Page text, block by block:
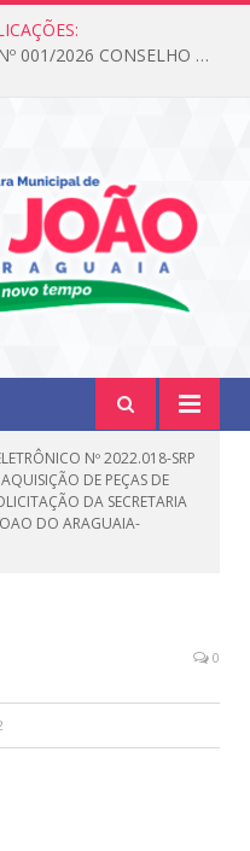
EDITAL DE CHAMADA PÚBLICA Nº 001/2026 CONSELHO DOS DIREITOS DA CRIANÇA E DO ADOLESCENTE
Nº 2022.018-SRP
DE PEÇAS DE
DA SECRETARIA
DO ARAGUAIA-
0